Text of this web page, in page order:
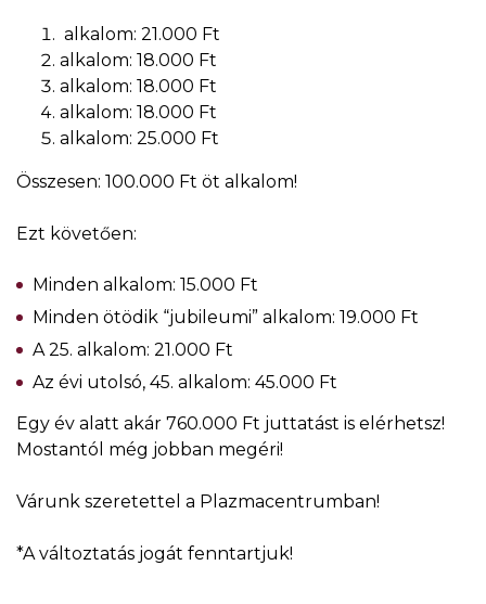
alkalom: 21.000 Ft
alkalom: 18.000 Ft
alkalom: 18.000 Ft
alkalom: 18.000 Ft
alkalom: 25.000 Ft
Összesen: 100.000 Ft öt alkalom!
Ezt követően:
Minden alkalom: 15.000 Ft
Minden ötödik “jubileumi” alkalom: 19.000 Ft
A 25. alkalom: 21.000 Ft
Az évi utolsó, 45. alkalom: 45.000 Ft
Egy év alatt akár 760.000 Ft juttatást is elérhetsz!
Mostantól még jobban megéri!
Várunk szeretettel a Plazmacentrumban!
*A változtatás jogát fenntartjuk!